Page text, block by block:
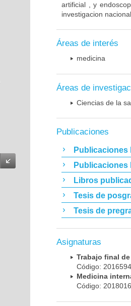
artificial , y
investigacion
Áreas de interés
medicina
Áreas de
Ciencias de la
Publicaciones
Publicaciones
Publicaciones
Libros
Tesis de
Tesis de
Asignaturas
Trabajo final
Código:
Medicina
Código: